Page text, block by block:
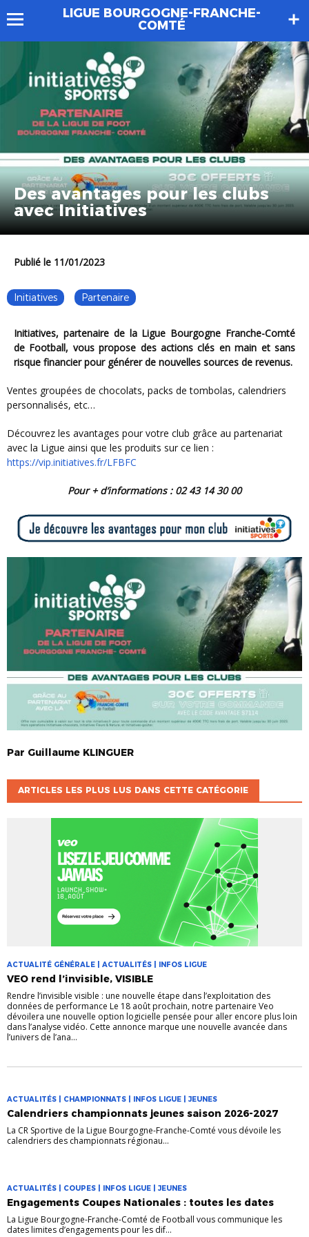
LIGUE BOURGOGNE-FRANCHE-
COMTÉ
Des avantages pour les clubs
avec Initiatives
Publié le 11/01/2023
Initiatives Partenaire
Initiatives, partenaire de la Ligue Bourgogne Franche-Comté
de Football, vous propose des actions clés en main et sans
risque financier pour générer de nouvelles sources de revenus.
Ventes groupées de chocolats, packs de tombolas, calendriers
personnalisés, etc…
Découvrez les avantages pour votre club grâce au partenariat
avec la Ligue ainsi que les produits sur ce lien :
https://vip.initiatives.fr/LFBFC
Pour + d’informations : 02 43 14 30 00
Par Guillaume KLINGUER
ARTICLES LES PLUS LUS DANS CETTE CATÉGORIE
ACTUALITÉ GÉNÉRALE | ACTUALITÉS | INFOS LIGUE
VEO rend l’invisible, VISIBLE
Rendre l’invisible visible : une nouvelle étape dans l’exploitation des
données de performance Le 18 août prochain, notre partenaire Veo
dévoilera une nouvelle option logicielle pensée pour aller encore plus loin
dans l’analyse vidéo. Cette annonce marque une nouvelle avancée dans
l’univers de l’ana...
ACTUALITÉS | CHAMPIONNATS | INFOS LIGUE | JEUNES
Calendriers championnats jeunes saison 2026-2027
La CR Sportive de la Ligue Bourgogne-Franche-Comté vous dévoile les
calendriers des championnats régionau...
ACTUALITÉS | COUPES | INFOS LIGUE | JEUNES
Engagements Coupes Nationales : toutes les dates
La Ligue Bourgogne-Franche-Comté de Football vous communique les
dates limites d’engagements pour les dif...